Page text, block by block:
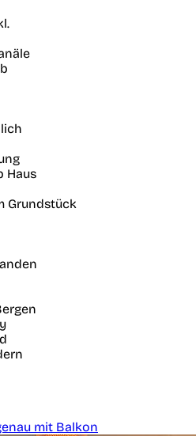
Haus
Grundstück
mit Balkon